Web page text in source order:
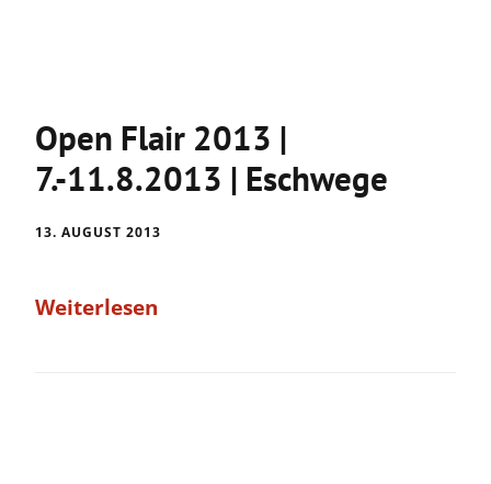
Open Flair 2013 |
7.-11.8.2013 | Eschwege
13. AUGUST 2013
Weiterlesen